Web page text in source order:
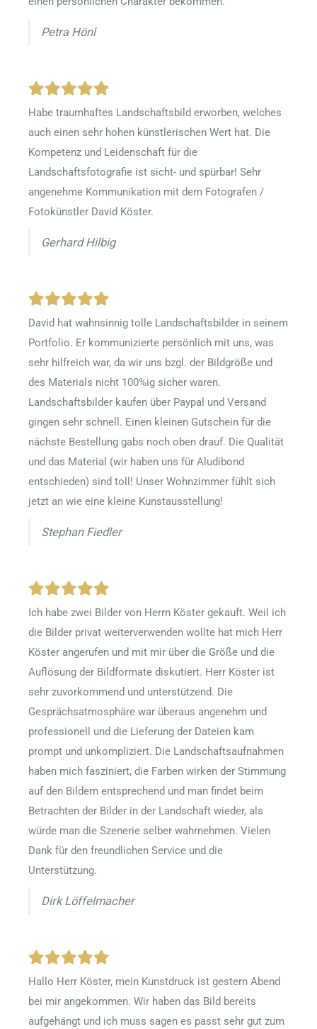
Petra Hönl
Habe traumhaftes Landschaftsbild erworben, welches
auch einen sehr hohen künstlerischen Wert hat. Die
Kompetenz und Leidenschaft für die
Landschaftsfotografie ist sicht- und spürbar! Sehr
angenehme Kommunikation mit dem Fotografen /
Fotokünstler David Köster.
Gerhard Hilbig
David hat wahnsinnig tolle Landschaftsbilder in seinem
Portfolio. Er kommunizierte persönlich mit uns, was
sehr hilfreich war, da wir uns bzgl. der Bildgröße und
des Materials nicht 100%ig sicher waren.
Landschaftsbilder kaufen über Paypal und Versand
gingen sehr schnell. Einen kleinen Gutschein für die
nächste Bestellung gabs noch oben drauf. Die Qualität
und das Material (wir haben uns für Aludibond
entschieden) sind toll! Unser Wohnzimmer fühlt sich
jetzt an wie eine kleine Kunstausstellung!
Stephan Fiedler
Ich habe zwei Bilder von Herrn Köster gekauft. Weil ich
die Bilder privat weiterverwenden wollte hat mich Herr
Köster angerufen und mit mir über die Größe und die
Auflösung der Bildformate diskutiert. Herr Köster ist
sehr zuvorkommend und unterstützend. Die
Gesprächsatmosphäre war überaus angenehm und
professionell und die Lieferung der Dateien kam
prompt und unkompliziert. Die Landschaftsaufnahmen
haben mich fasziniert, die Farben wirken der Stimmung
auf den Bildern entsprechend und man findet beim
Betrachten der Bilder in der Landschaft wieder, als
würde man die Szenerie selber wahrnehmen. Vielen
Dank für den freundlichen Service und die
Unterstützung.
Dirk Löffelmacher
Hallo Herr Köster, mein Kunstdruck ist gestern Abend
bei mir angekommen. Wir haben das Bild bereits
aufgehängt und ich muss sagen es passt sehr gut zum